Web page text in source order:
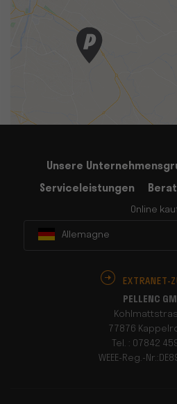
Unsere
Serviceleistungen
Online
Allemagne
EXTRANET-
PELLENC
77876
Tel. : 07842
WEEE-Reg.-